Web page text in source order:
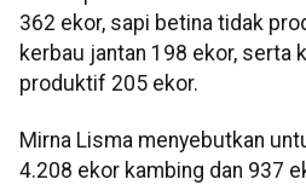
362 ekor, sapi betina tidak
kerbau jantan 198 ekor, serta
produktif 205 ekor.
Mirna Lisma menyebutkan
4.208 ekor kambing dan 937